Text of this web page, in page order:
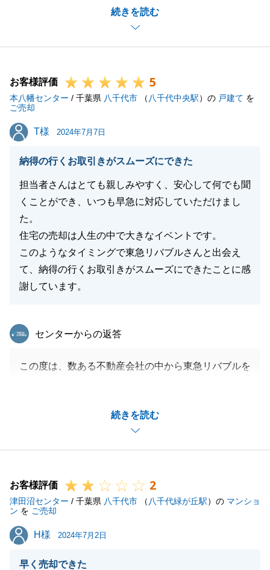
続きを読む
足につきましては誠に申し訳ございませんでした。
別の仲介会社様からの切り替えという形でしたが、大
事なお庭含め、室内についてもとても気に入っていた
また何かお手伝いできることがございましたらお声が
けいただけますと幸いです。
引き続きどうぞよろしくお願いいたします。
閉じる
お客様評価 5
本八幡センター / 千葉県 八千代市 （ 八千代中央駅）の 戸建て を
ご売却
T様
T様 2024年7月7日
納得の行くお取引きがスムーズにできた
担当者さんはとても親しみやすく、安心して何でも聞
くことができ、いつも早急に対応していただけまし
た。
住宅の売却は人生の中で大きなイベントです。
このようなタイミングで東急リバブルさんと出会え
て、納得の行くお取引きがスムーズにできたことに感
謝しています。
続きを読む
東急リバブル
センターからの返答
この度は、数ある不動産会社の中から東急リバブルを
無事にお引渡しまで完了できたのは、T様のご協力の
また不動産に関することでお困りのことがあれば、お
この度は誠にありがとうございました。
お客様評価 2
津田沼センター / 千葉県 八千代市 （ 八千代緑が丘駅）の マンショ
ン を ご売却
H様
H様 2024年7月2日
早く売却できた